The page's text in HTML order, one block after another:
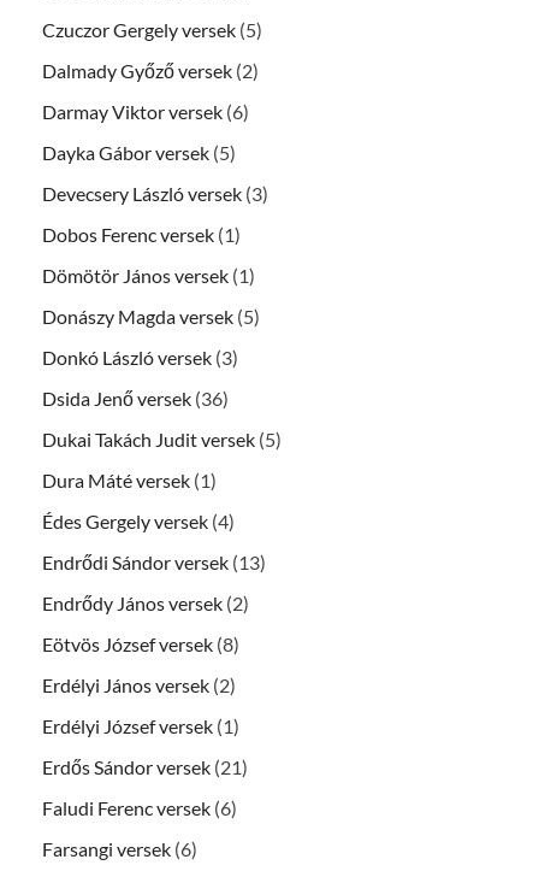
Czuczor Gergely versek (5)
Dalmady Győző versek (2)
Darmay Viktor versek (6)
Dayka Gábor versek (5)
Devecsery László versek (3)
Dobos Ferenc versek (1)
Dömötör János versek (1)
Donászy Magda versek (5)
Donkó László versek (3)
Dsida Jenő versek (36)
Dukai Takách Judit versek (5)
Dura Máté versek (1)
Édes Gergely versek (4)
Endrődi Sándor versek (13)
Endrődy János versek (2)
Eötvös József versek (8)
Erdélyi János versek (2)
Erdélyi József versek (1)
Erdős Sándor versek (21)
Faludi Ferenc versek (6)
Farsangi versek (6)